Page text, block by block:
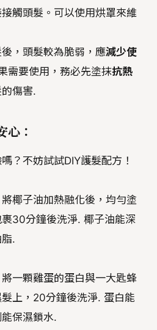
觸頭髮。可以使用烘罩來維
，頭髮較為脆弱，應減少使
需要使用，務必先塗抹抗熱
的傷害.
：
？不妨試試DIY護髮配方！
將椰子油加熱融化後，均勻塗
30分鐘後洗淨. 椰子油能深
.
將一顆雞蛋的蛋白與一大匙蜂
上，20分鐘後洗淨. 蛋白能
保濕鎖水.